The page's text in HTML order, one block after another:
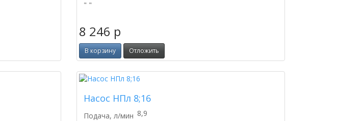
" "
8 246 p
В корзину Отложить
Насос НПл 8;16
Подача, л/мин 8,9